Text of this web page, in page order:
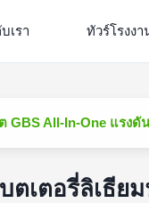
เรา ทัวร์โรงงา
GBS All-In-One แรงดั
ตเตอรี่ลิเธีย